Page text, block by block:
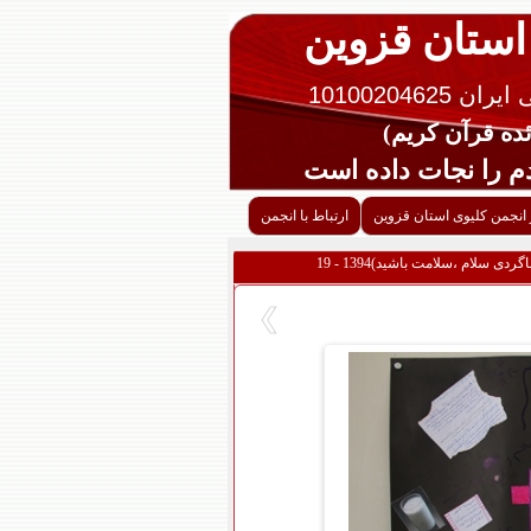
قزوین
نجات داده است
انجمن کلیوی استان قزوین ارتباط با انجمن